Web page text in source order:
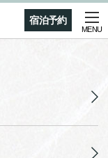
宿泊予約
MENU